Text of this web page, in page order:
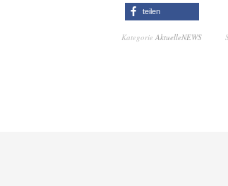
teilen
Kategorie AktuelleNEWS